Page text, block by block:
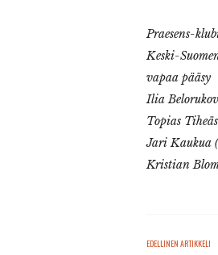
Praesens-
Keski-
vapaa pääsy
Ilia
Topias
Jari Kaukua
Kristian
EDELLINEN ARTIKKELI